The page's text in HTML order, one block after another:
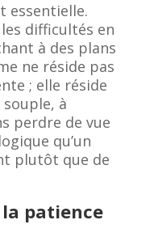
essentielle.
difficultés en
à des plans
ne réside pas
; elle réside
à
perdre de vue
qu’un
plutôt que de
patience